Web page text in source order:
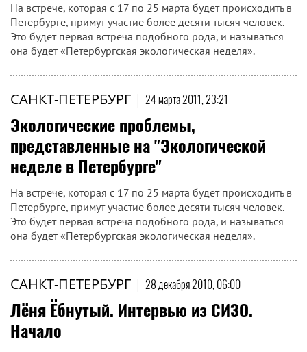
На встрече, которая с 17 по 25 марта будет происходить в
Петербурге, примут участие более десяти тысяч человек.
Это будет первая встреча подобного рода, и называться
она будет «Петербургская экологическая неделя».
САНКТ-ПЕТЕРБУРГ | 24 марта 2011, 23:21
Экологические проблемы,
представленные на "Экологической
неделе в Петербурге"
На встрече, которая с 17 по 25 марта будет происходить в
Петербурге, примут участие более десяти тысяч человек.
Это будет первая встреча подобного рода, и называться
она будет «Петербургская экологическая неделя».
САНКТ-ПЕТЕРБУРГ | 28 декабря 2010, 06:00
Лёня Ёбнутый. Интервью из СИЗО.
Начало